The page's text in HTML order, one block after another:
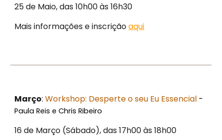
25 de Maio, das 10h00 às 16h30
Mais informações e inscriçãoaqui
Março:Workshop: Desperte o seu Eu Essencial -
Paula Reis e Chris Ribeiro
16 de Março (Sábado), das 17h00 às 18h00